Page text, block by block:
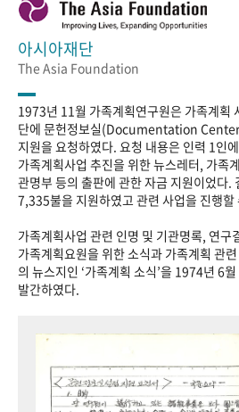
아시아재단
The Asia Foundation
1973년 11월 가족계획연구원은 가족계획
단에 문헌정보실(Documentation
지원을 요청하였다. 요청 내용은 인력 1인
가족계획사업 추진을 위한 뉴스레터, 가족
관명부 등의 출판에 관한 자금 지원이었다.
7,335불을 지원하였고 관련 사업을 진행할
가족계획사업 관련 인명 및 기관명록, 연구
가족계획요원을 위한 소식과 가족계획 관
의 뉴스지인 ‘가족계획 소식’을 1974년 6
발간하였다.